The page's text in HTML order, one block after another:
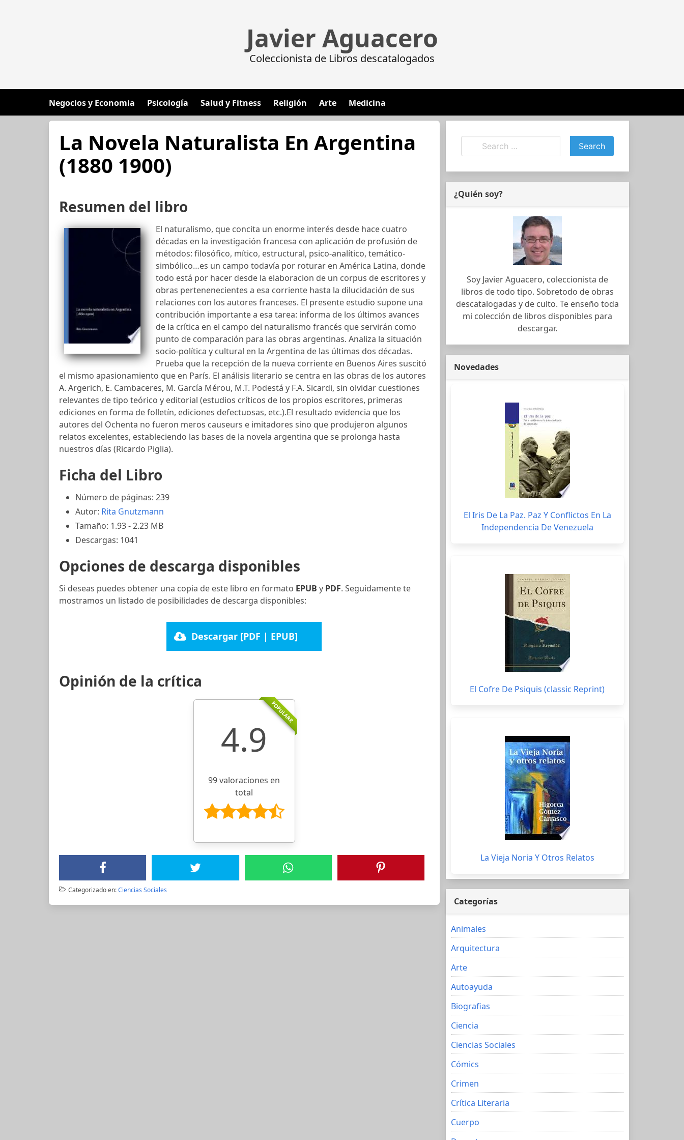
Javier Aguacero
Coleccionista de Libros descatalogados
Negocios y Economia Psicología Salud y Fitness Religión Arte Medicina
La Novela Naturalista En Argentina
(1880 1900)
Resumen del libro
El naturalismo, que concita un enorme interés desde hace cuatro
décadas en la investigación francesa con aplicación de profusión de
métodos: filosófico, mítico, estructural, psico-analítico, temático-
simbólico…es un campo todavía por roturar en América Latina, donde
todo está por hacer desde la elaboracion de un corpus de escritores y
obras pertenenecientes a esa corriente hasta la dilucidación de sus
relaciones con los autores franceses. El presente estudio supone una
contribución importante a esa tarea: informa de los últimos avances
de la crítica en el campo del naturalismo francés que servirán como
punto de comparación para las obras argentinas. Analiza la situación
socio-política y cultural en la Argentina de las últimas dos décadas.
Prueba que la recepción de la nueva corriente en Buenos Aires suscitó
el mismo apasionamiento que en París. El análisis literario se centra en las obras de los autores
A. Argerich, E. Cambaceres, M. García Mérou, M.T. Podestá y F.A. Sicardi, sin olvidar cuestiones
relevantes de tipo teórico y editorial (estudios críticos de los propios escritores, primeras
ediciones en forma de folletín, ediciones defectuosas, etc.).El resultado evidencia que los
autores del Ochenta no fueron meros causeurs e imitadores sino que produjeron algunos
relatos excelentes, estableciendo las bases de la novela argentina que se prolonga hasta
nuestros días (Ricardo Piglia).
Ficha del Libro
Número de páginas: 239
Autor: Rita Gnutzmann
Tamaño: 1.93 - 2.23 MB
Descargas: 1041
Opciones de descarga disponibles
Si deseas puedes obtener una copia de este libro en formato EPUB y PDF. Seguidamente te
mostramos un listado de posibilidades de descarga disponibles:
Descargar [PDF | EPUB]
Opinión de la crítica
POPULARR
4.9
99 valoraciones en
total
Categorizado en:Ciencias Sociales
¿Quién soy?
Soy Javier Aguacero, coleccionista de
libros de todo tipo. Sobretodo de obras
descatalogadas y de culto. Te enseño toda
mi colección de libros disponibles para
descargar.
Novedades
El Iris De La Paz. Paz Y Conflictos En La
Independencia De Venezuela
El Cofre De Psiquis (classic Reprint)
La Vieja Noria Y Otros Relatos
Categorías
Animales
Arquitectura
Arte
Autoayuda
Biografias
Ciencia
Ciencias Sociales
Cómics
Crimen
Crítica Literaria
Cuerpo